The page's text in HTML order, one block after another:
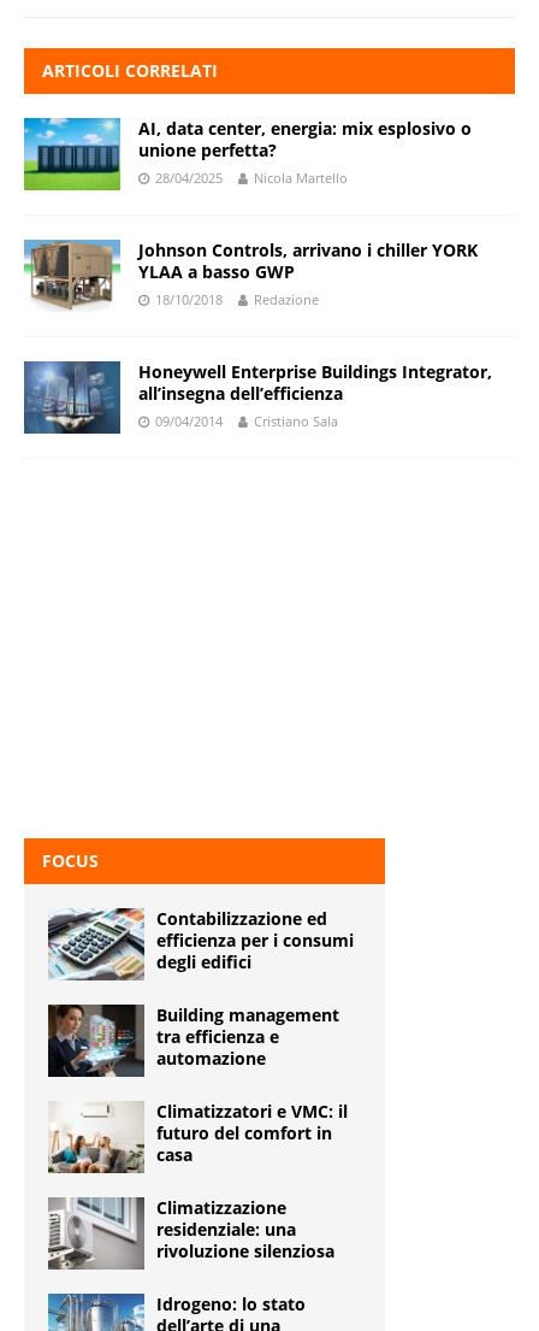
ARTICOLI CORRELATI
AI, data center, energia: mix esplosivo o
unione perfetta?
28/04/2025 Nicola Martello
Johnson Controls, arrivano i chiller YORK
YLAA a basso GWP
18/10/2018 Redazione
Honeywell Enterprise Buildings Integrator,
all’insegna dell’efficienza
09/04/2014 Cristiano Sala
FOCUS
Contabilizzazione ed
efficienza per i consumi
degli edifici
Building management
tra efficienza e
automazione
Climatizzatori e VMC: il
futuro del comfort in
casa
Climatizzazione
residenziale: una
rivoluzione silenziosa
Idrogeno: lo stato
dell’arte di una